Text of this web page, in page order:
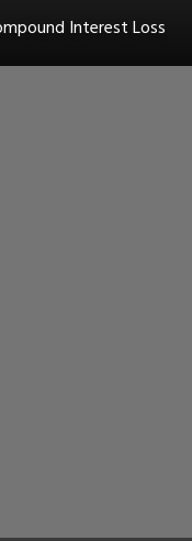
Interest Loss